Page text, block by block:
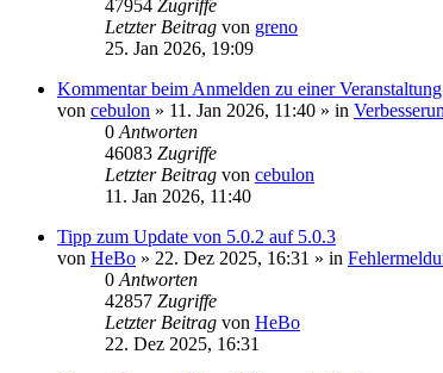
47954 Zugriffe
Letzter Beitrag von greno
25. Jan 2026, 19:09
Kommentar beim Anmelden zu einer Veranstaltung
von cebulon » 11. Jan 2026, 11:40 » in
0 Antworten
46083 Zugriffe
Letzter Beitrag von cebulon
11. Jan 2026, 11:40
Tipp zum Update von 5.0.2 auf 5.0.3
von HeBo » 22. Dez 2025, 16:31 » in
0 Antworten
42857 Zugriffe
Letzter Beitrag von HeBo
22. Dez 2025, 16:31